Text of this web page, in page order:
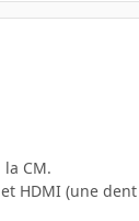
CM.
HDMI (une